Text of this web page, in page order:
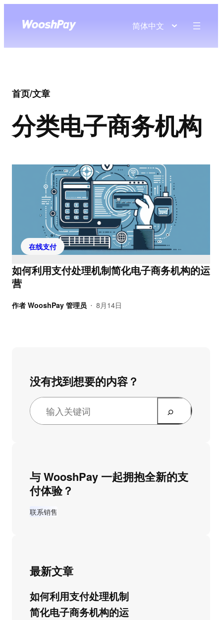
简体中文
首页/文章
分类电子商务机构
在线支付
如何利用支付处理机制简化电子商务机构的运
营
作者 WooshPay 管理员 • 8月14日
没有找到想要的内容？
与 WooshPay 一起拥抱全新的支
付体验？
联系销售
最新文章
如何利用支付处理机制
简化电子商务机构的运